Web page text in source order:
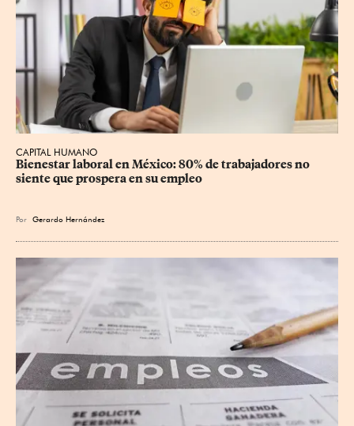
CAPITAL HUMANO
Bienestar laboral en México: 80% de trabajadores no
siente que prospera en su empleo
Por Gerardo Hernández